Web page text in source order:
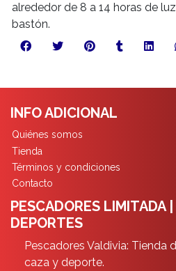
alrededor de 8 a 14 horas de
bastón.
INFO ADICIONAL
Quiénes somos
Tienda
Términos y condiciones
Contacto
PESCADORES LIMITADA
DEPORTES
Pescadores Valdivia: Tienda
caza y deporte.